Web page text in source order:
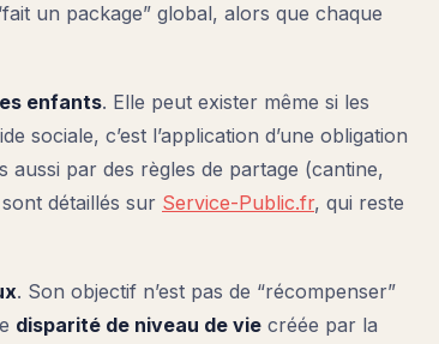
un package” global, alors que chaque
enfants. Elle peut exister même si les
sociale, c’est l’application d’une obligation
aussi par des règles de partage (cantine,
détaillés sur Service-Public.fr, qui reste
. Son objectif n’est pas de “récompenser”
disparité de niveau de vie créée par la